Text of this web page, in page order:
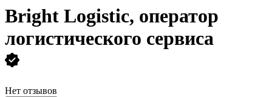
Bright Logistic, оператор
логистического сервиса
Нет отзывов